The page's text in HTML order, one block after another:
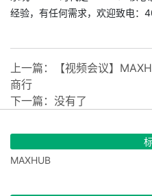
经验，有任何需求，欢迎致电：
上一篇：
【视频会议】
商行
下一篇：没有了
MAXHUB